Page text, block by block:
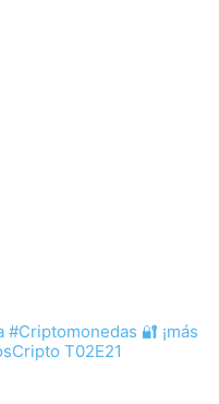
#Criptomonedas 🔐 ¡más
T02E21